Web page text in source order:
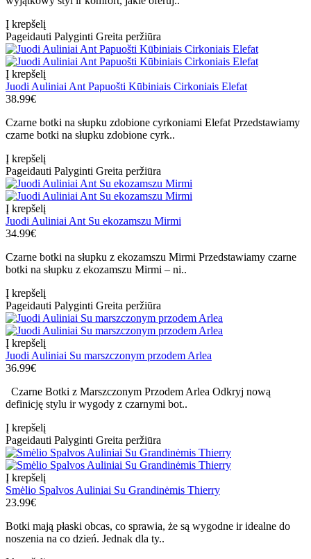
Į krepšelį
Pageidauti Palyginti Greita peržiūra
Į krepšelį
Juodi Auliniai Ant Papuošti Kūbiniais Cirkoniais Elefat
38.99€
Czarne botki na słupku zdobione cyrkoniami Elefat Przedstawiamy
czarne botki na słupku zdobione cyrk..
Į krepšelį
Pageidauti Palyginti Greita peržiūra
Į krepšelį
Juodi Auliniai Ant Su ekozamszu Mirmi
34.99€
Czarne botki na słupku z ekozamszu Mirmi Przedstawiamy czarne
botki na słupku z ekozamszu Mirmi – ni..
Į krepšelį
Pageidauti Palyginti Greita peržiūra
Į krepšelį
Juodi Auliniai Su marszczonym przodem Arlea
36.99€
Czarne Botki z Marszczonym Przodem Arlea Odkryj nową
definicję stylu ir wygody z czarnymi bot..
Į krepšelį
Pageidauti Palyginti Greita peržiūra
Į krepšelį
Smėlio Spalvos Auliniai Su Grandinėmis Thierry
23.99€
Botki mają płaski obcas, co sprawia, że są wygodne ir idealne do
noszenia na co dzień. Jednak dla ty..